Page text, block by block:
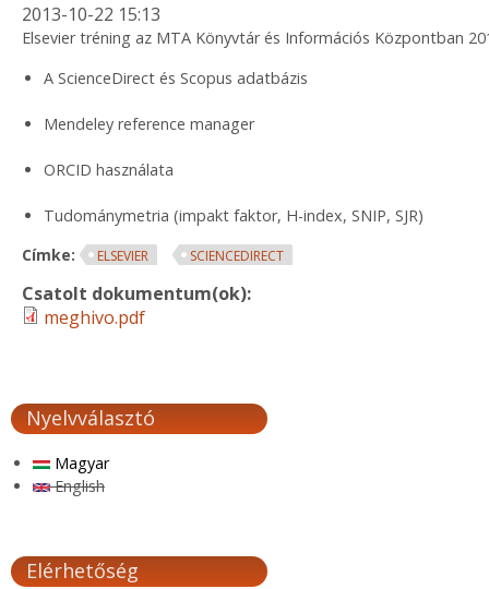
2013-10-22 15:13
Elsevier tréning az MTA Könyvtár és Információs Központban
A ScienceDirect és Scopus adatbázis
Mendeley reference manager
ORCID használata
Tudománymetria (impakt faktor, H-index, SNIP, SJR)
Címke:
ELSEVIER SCIENCEDIRECT
Csatolt dokumentum(ok):
meghivo.pdf
Nyelvválasztó
Magyar
English
Elérhetőség